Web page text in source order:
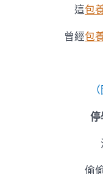
這包
曾經包
停
偷